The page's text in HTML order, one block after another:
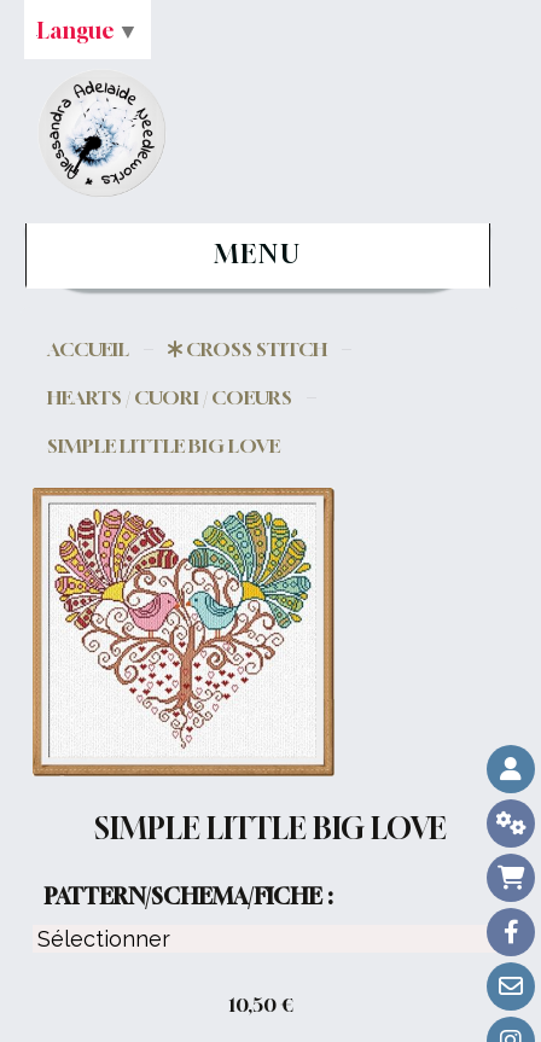
MENU
ACCUEIL
CROSS STITCH
HEARTS / CUORI / COEURS
SIMPLE LITTLE BIG LOVE
SIMPLE LITTLE BIG LOVE
PATTERN/SCHEMA/FICHE :
10,50 €
Langue ▼